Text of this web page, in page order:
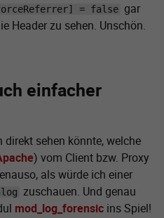
= false gar
Header zu sehen. Unschön.
einfacher
sehen könnte, welche
) vom Client bzw. Proxy
als würde ich einer
zuschauen. Und genau
mod_log_forensic ins Spiel!